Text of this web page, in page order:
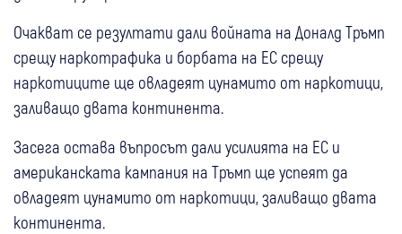
Очакват се резултати дали войната на Доналд Тръмп
срещу наркотрафика и борбата на ЕС срещу
наркотиците ще овладеят цунамито от наркотици,
заливащо двата континента.
Засега остава въпросът дали усилията на ЕС и
американската кампания на Тръмп ще успеят да
овладеят цунамито от наркотици, заливащо двата
континента.